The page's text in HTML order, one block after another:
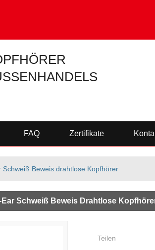
FAQ Zertifikate
Beweis drahtlose Kopfhörer
Schweiß Beweis Drahtlose
Teilen